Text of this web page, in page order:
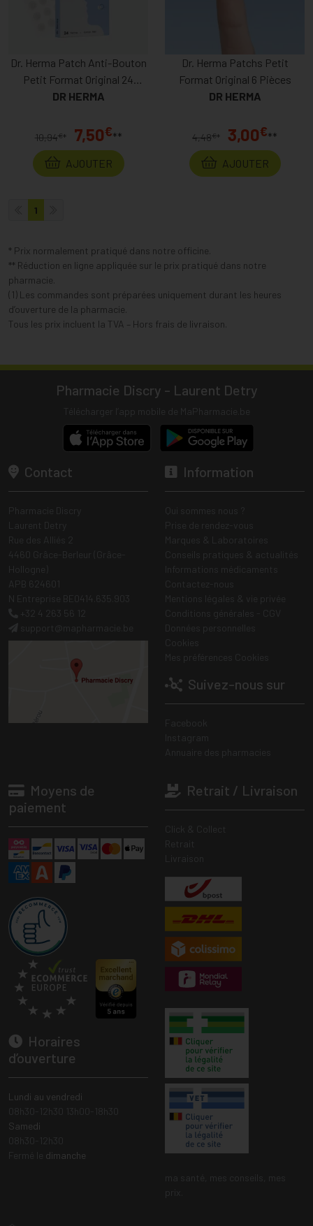
Dr. Herma Patch Anti-Bouton
Petit Format Original 24
Pièces
DR HERMA
10,94€ * 7,50€**
AJOUTER
Dr. Herma Patchs Petit
Format Original 6 Pièces
DR HERMA
4,48€* 3,00€**
AJOUTER
1
* Prix normalement pratiqué dans notre officine.
** Réduction en ligne appliquée sur le prix pratiqué dans notre
pharmacie.
(1) Les commandes sont préparées uniquement durant les heures
d’ouverture de la pharmacie.
Tous les prix incluent la TVA – Hors frais de livraison.
Pharmacie Discry - Laurent Detry
Contact Information
Suivez-nous sur
Moyens de
paiement
Horaires
d’ouverture
Lundi au vendredi
Samedi
dimanche
Retrait / Livraison